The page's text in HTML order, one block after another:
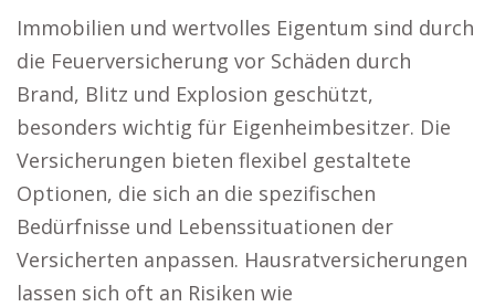
Immobilien und wertvolles Eigentum sind durch
die Feuerversicherung vor Schäden durch
Brand, Blitz und Explosion geschützt,
besonders wichtig für Eigenheimbesitzer. Die
Versicherungen bieten flexibel gestaltete
Optionen, die sich an die spezifischen
Bedürfnisse und Lebenssituationen der
Versicherten anpassen. Hausratversicherungen
lassen sich oft an Risiken wie